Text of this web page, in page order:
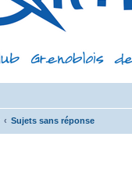
Sujets sans réponse